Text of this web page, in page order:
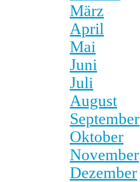
März
April
Mai
Juni
Juli
August
September
Oktober
November
Dezember